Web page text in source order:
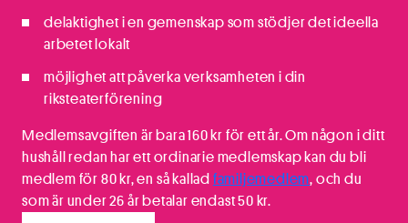
delaktighet i en gemenskap som stödjer det ideella
arbetet lokalt
möjlighet att påverka verksamheten i din
riksteaterförening
Medlemsavgiften är bara 160 kr för ett år. Om någon i ditt
hushåll redan har ett ordinarie medlemskap kan du bli
medlem för 80 kr, en så kalladfamiljemedlem, och du
som är under 26 år betalar endast 50 kr.